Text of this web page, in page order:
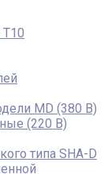
MD (380 В)
(220 В)
типа SHA-D